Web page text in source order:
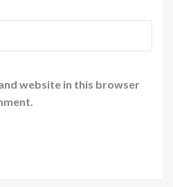
website in this browser